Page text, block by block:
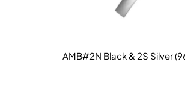
AMB#2N Black & 2S Silver